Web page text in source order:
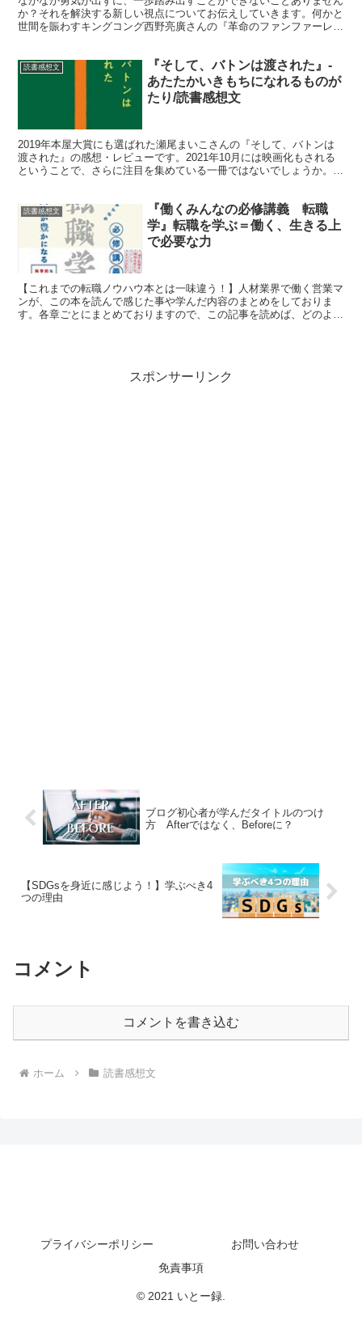
か？それを解決する新しい視点についてお伝えしていきます。何かと
世間を賑わすキングコング西野亮廣さんの『革命のファンファーレ』
読書感想文
『そして、バトンは渡された』-
あたたかいきもちになれるものが
たり/読書感想文
2019年本屋大賞にも選ばれた瀬尾まいこさんの『そして、バトンは
渡された』の感想・レビューです。2021年10月には映画化もされる
ということで、さらに注目を集めている一冊ではないでしょうか。不
読書感想文
『働くみんなの必修講義 転職
学』転職を学ぶ＝働く、生きる上
で必要な力
【これまでの転職ノウハウ本とは一味違う！】人材業界で働く営業マ
ンが、この本を読んで感じた事や学んだ内容のまとめをしておりま
す。各章ごとにまとめておりますので、この記事を読めば、どのよう
スポンサーリンク
ブログ初心者が学んだタイトルのつけ
方 Afterではなく、Beforeに？
【SDGsを身近に感じよう！】学ぶべき4
つの理由
コメント
コメントを書き込む
ホーム 読書感想文
プライバシーポリシー
お問い合わせ
免責事項
© 2021 いとー録.